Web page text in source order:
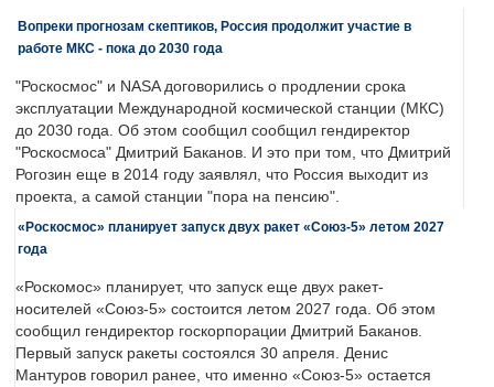
Вопреки прогнозам скептиков, Россия продолжит участие в
работе МКС - пока до 2030 года
"Роскосмос" и NASA договорились о продлении срока
эксплуатации Международной космической станции (МКС)
до 2030 года. Об этом сообщил сообщил гендиректор
"Роскосмоса" Дмитрий Баканов. И это при том, что Дмитрий
Рогозин еще в 2014 году заявлял, что Россия выходит из
проекта, а самой станции "пора на пенсию".
«Роскосмос» планирует запуск двух ракет «Союз-5» летом 2027
года
«Роскомос» планирует, что запуск еще двух ракет-
носителей «Союз-5» состоится летом 2027 года. Об этом
сообщил гендиректор госкорпорации Дмитрий Баканов.
Первый запуск ракеты состоялся 30 апреля. Денис
Мантуров говорил ранее, что именно «Союз-5» остается